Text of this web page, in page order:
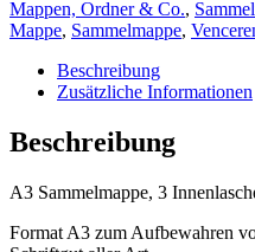
Mappen, Ordner & Co.,
Mappe, Sammelmappe,
Beschreibung
Zusätzliche Informationen
Beschreibung
A3 Sammelmappe, 3
Format A3 zum Aufbewahren